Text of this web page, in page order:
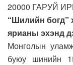
20000 ГАРУЙ
“Шилийн богд”
ярианы эхэнд
Монголын
буюу шинийн